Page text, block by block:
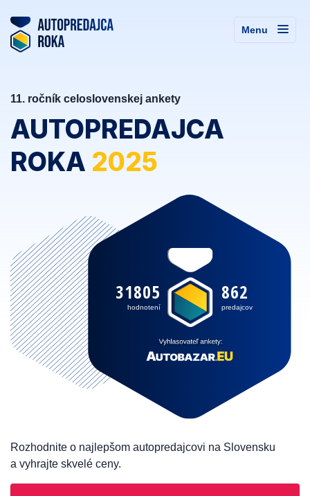
Menu
11. ročník celoslovenskej ankety
AUTOPREDAJCA
ROKA 2025
862
predajcov
31805
hodnotení
Rozhodnite o najlepšom autopredajcovi na Slovensku
a vyhrajte skvelé ceny.